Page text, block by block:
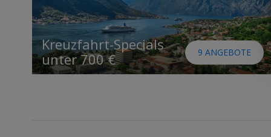
Kreuzfahrt-Specials
unter 700 €
9 ANGEBOTE